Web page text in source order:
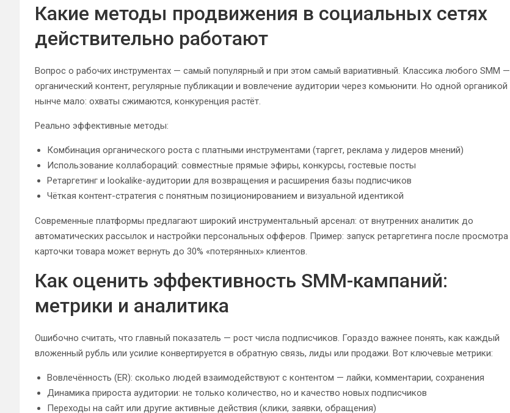
Какие методы продвижения в социальных сетях
действительно работают
Вопрос о рабочих инструментах — самый популярный и при этом самый вариативный. Классика любого SMM —
органический контент, регулярные публикации и вовлечение аудитории через комьюнити. Но одной органикой
нынче мало: охваты сжимаются, конкуренция растёт.
Реально эффективные методы:
Комбинация органического роста с платными инструментами (таргет, реклама у лидеров мнений)
Использование коллабораций: совместные прямые эфиры, конкурсы, гостевые посты
Ретаргетинг и lookalike-аудитории для возвращения и расширения базы подписчиков
Чёткая контент-стратегия с понятным позиционированием и визуальной идентикой
Современные платформы предлагают широкий инструментальный арсенал: от внутренних аналитик до
автоматических рассылок и настройки персональных офферов. Пример: запуск ретаргетинга после просмотра
карточки товара может вернуть до 30% «потерянных» клиентов.
Как оценить эффективность SMM-кампаний:
метрики и аналитика
Ошибочно считать, что главный показатель — рост числа подписчиков. Гораздо важнее понять, как каждый
вложенный рубль или усилие конвертируется в обратную связь, лиды или продажи. Вот ключевые метрики:
Вовлечённость (ER): сколько людей взаимодействуют с контентом — лайки, комментарии, сохранения
Динамика прироста аудитории: не только количество, но и качество новых подписчиков
Переходы на сайт или другие активные действия (клики, заявки, обращения)